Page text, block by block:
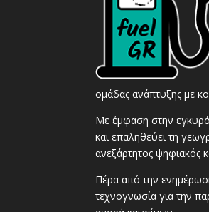
ομάδας ανάπτυξης με
Με έμφαση στην
και επαληθεύει τη
ανεξάρτητος
Πέρα από την
τεχνογνωσία για την